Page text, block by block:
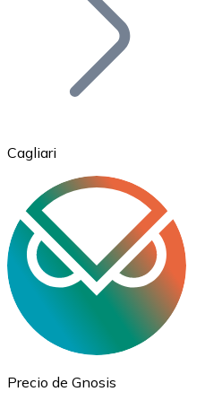
Ethereum
ETH
Cagliari
Precio de Gnosis